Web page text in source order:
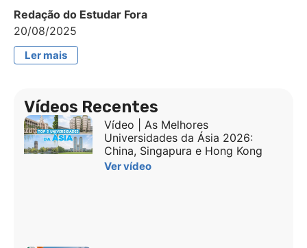
Redação do Estudar Fora
20/08/2025
Ler mais
Vídeos Recentes
Vídeo | As Melhores
Universidades da Ásia 2026:
China, Singapura e Hong Kong
Ver vídeo